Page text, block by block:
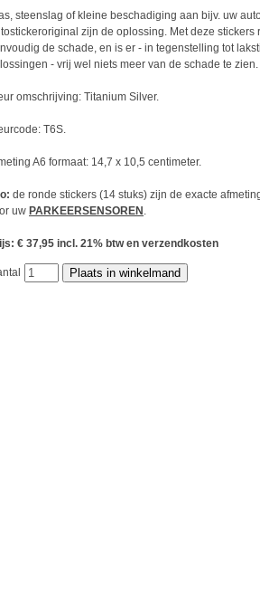
steenslag of kleine beschadiging aan bijv. uw
zijn de oplossing. Met deze stickers
de schade, en is er - in tegenstelling tot
- vrij wel niets meer van de schade te zien.
omschrijving: Titanium Silver.
T6S.
A6 formaat: 14,7 x 10,5 centimeter.
de ronde stickers (14 stuks) zijn de exacte
uw PARKEERSENSOREN .
€ 37,95 incl. 21% btw en verzendkosten